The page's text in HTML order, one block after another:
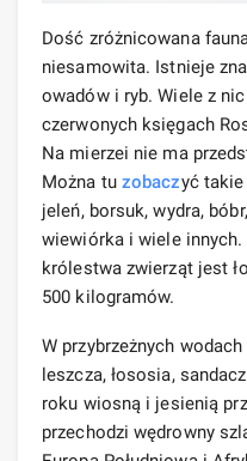
Dość zróżnicowana
niesamowita. Istnieje
owadów i ryb. Wiele z
czerwonych księgach
Na mierzei nie ma
Można tu zobaczyć
jeleń, borsuk, wydra,
wiewiórka i wiele innych.
królestwa zwierząt jest
500 kilogramów.
W przybrzeżnych
leszcza, łososia,
roku wiosną i jesienią
przechodzi wędrowny